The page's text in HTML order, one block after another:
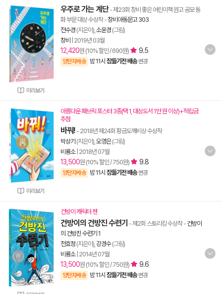
미리보기
우주로 가는 계단- 제23회 창비 좋은 어린이책 원고 공모 동
화 부문 대상 수상작-창비아동문고 303
전수경 (지은이), 소윤경 (그림)
창비
2019년 03월
12,420원 (10% 할인 / 690원) 9.5
양탄자배송 밤 11시 잠들기전 배송 변경
미리보기
아름다운 패브릭 포스터 3종(택 1, 대상도서 1만 원 이상)+적립금
추첨
바꿔! - 2018년 제24회 황금도깨비상 수상작
박상기 (지은이), 오영은(그림)
비룡소| 2018년 07월
13,500원 (10% 할인 / 750원) 9.8
양탄자배송 밤 11시 잠들기전 배송 변경
건방이 캐릭터 펜
건방이의 건방진 수련기 - 제2회 스토리킹 수상작- 건방이
의 건방진 수련기 1
천효정 (지은이), 강경수(그림)
비룡소| 2014년 07월
13,500원 (10% 할인 / 750원) 9.6
양탄자배송 밤 11시 잠들기전 배송 변경